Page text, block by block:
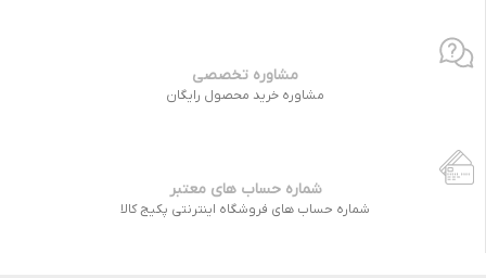
مشاوره تخصصی
مشاوره خرید محصول رایگان
شماره حساب های معتبر
شماره حساب های فروشگاه اینترنتی پکیج کالا